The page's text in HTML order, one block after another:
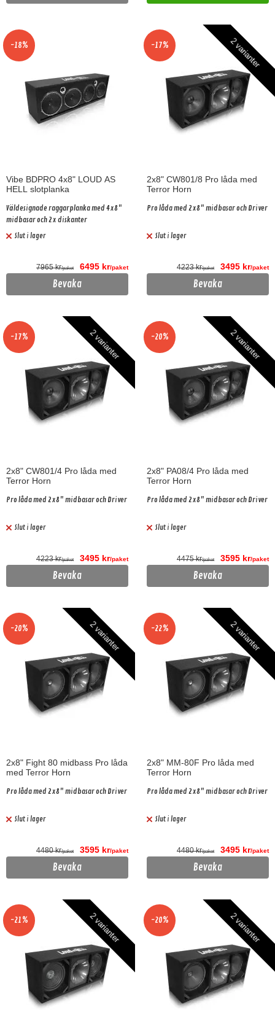
-18%
Vibe BDPRO 4x8" LOUD AS
HELL slotplanka
Väldesignade raggarplanka med 4x8"
midbasar och 2x diskanter
Slut i lager
7965 kr/paket 6495 kr/paket
Bevaka
2 varianter
-17%
2x8" CW801/8 Pro låda med
Terror Horn
Pro låda med 2x8" midbasar och Driver
Slut i lager
4223 kr/paket 3495 kr/paket
Bevaka
2 varianter
-17%
2x8" CW801/4 Pro låda med
Terror Horn
Pro låda med 2x8" midbasar och Driver
Slut i lager
4223 kr/paket 3495 kr/paket
Bevaka
2 varianter
-20%
2x8" PA08/4 Pro låda med
Terror Horn
Pro låda med 2x8" midbasar och Driver
Slut i lager
4475 kr/paket 3595 kr/paket
Bevaka
2 varianter
-20%
2x8" Fight 80 midbass Pro låda
med Terror Horn
Pro låda med 2x8" midbasar och Driver
Slut i lager
4480 kr/paket 3595 kr/paket
Bevaka
2 varianter
-22%
2x8" MM-80F Pro låda med
Terror Horn
Pro låda med 2x8" midbasar och Driver
Slut i lager
4480 kr/paket 3495 kr/paket
Bevaka
2 varianter
-21% 2 varianter
-20%